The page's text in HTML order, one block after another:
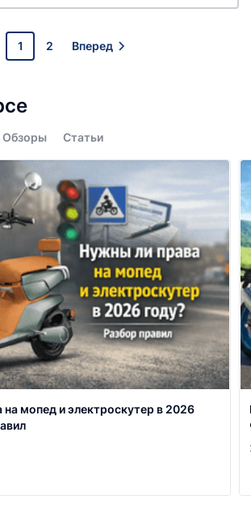
1 2 Вперед
Обзоры Статьи
мопед и электроскутер в 2026